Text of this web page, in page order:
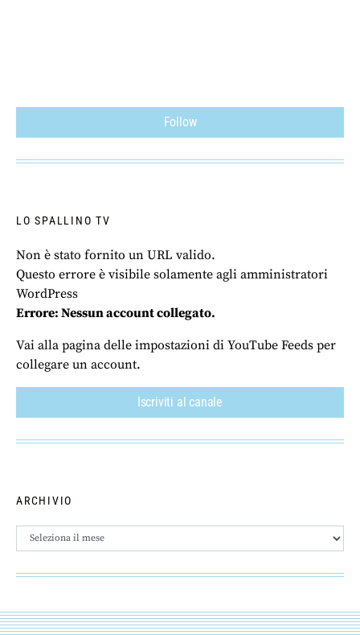
Follow
LO SPALLINO TV
Non è stato fornito un URL valido.
Questo errore è visibile solamente agli amministratori
WordPress
Errore: Nessun account collegato.
Vai alla pagina delle impostazioni di YouTube Feeds per
collegare un account.
Iscriviti al canale
ARCHIVIO
Archivio